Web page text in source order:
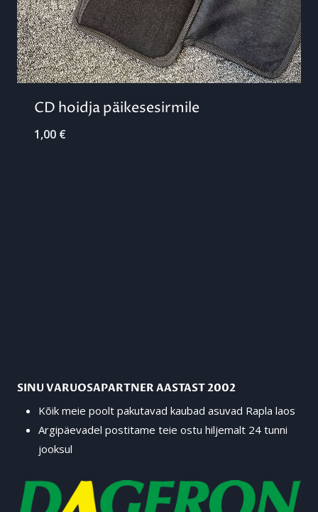
CD hoidja päikesesirmile
1,00 €
SINU VARUOSAPARTNER AASTAST 2002
Kõik meie poolt pakutavad kaubad asuvad Rapla laos
Argipäevadel postitame teie ostu hiljemalt 24 tunni
jooksul